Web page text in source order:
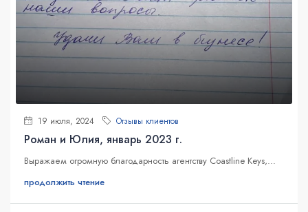
19 июля, 2024 Отзывы клиентов
Роман и Юлия, январь 2023 г.
Выражаем огромную благодарность агентству Coastline Keys,...
продолжить чтение